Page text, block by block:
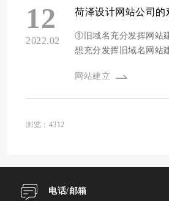
位，结合用户需求和产
目做好，好的设计除了
重用户...
12
2022.02
荷泽设计网站公司的
①旧域名充分发挥网站
想充分发挥旧域名网站
网站的建设，那么前提
网站建设的历史业务相
网站建立
浏览：4312
电话/邮箱